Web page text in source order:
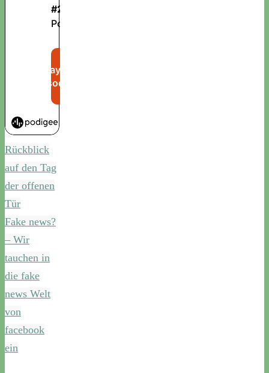
Rückblick
auf den Tag
der offenen
Tür
Fake news?
– Wir
tauchen in
die fake
news Welt
von
facebook
ein